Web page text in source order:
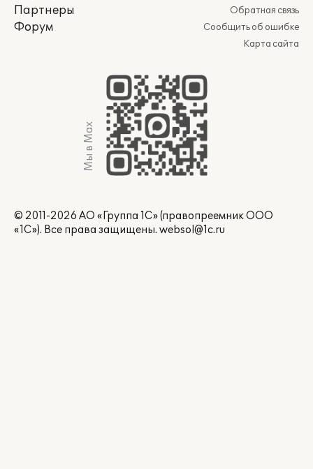
Партнеры
Форум
Обратная связь
Сообщить об ошибке
Карта сайта
Мы в Max
© 2011-2026 АО «Группа 1С» (правопреемник ООО
«1С»). Все права защищены. websol@1c.ru